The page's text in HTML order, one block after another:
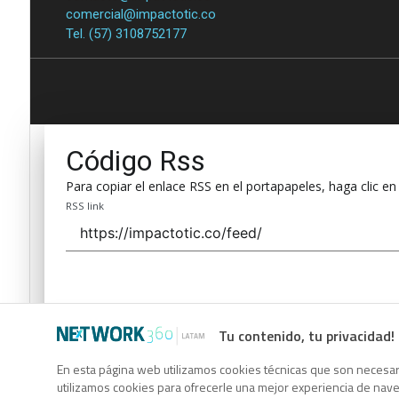
Tu contenido, tu privacidad!
En esta página web utilizamos cookies técnicas que son
utilizamos cookies para ofrecerle una mejor experiencia de
comercial@impactotic.co
Tel. (57) 3108752177
Código Rss
Para copiar el enlace RSS en el portapapeles, haga clic
RSS link
Código Rss